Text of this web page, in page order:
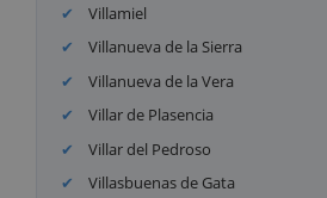
Villamiel
Villanueva de la Sierra
Villanueva de la Vera
Villar de Plasencia
Villar del Pedroso
Villasbuenas de Gata